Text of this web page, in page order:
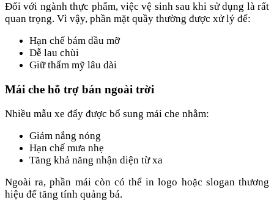
Đối với ngành thực phẩm, việc vệ sinh sau khi sử dụng là rất
quan trọng. Vì vậy, phần mặt quầy thường được xử lý để:
Hạn chế bám dầu mỡ
Dễ lau chùi
Giữ thẩm mỹ lâu dài
Mái che hỗ trợ bán ngoài trời
Nhiều mẫu xe đẩy được bổ sung mái che nhằm:
Giảm nắng nóng
Hạn chế mưa nhẹ
Tăng khả năng nhận diện từ xa
Ngoài ra, phần mái còn có thể in logo hoặc slogan thương
hiệu để tăng tính quảng bá.